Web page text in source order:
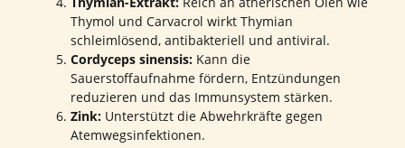
Thymol und Carvacrol wirkt Thymian
schleimlösend, antibakteriell und antiviral.
Cordyceps sinensis: Kann die
Sauerstoffaufnahme fördern, Entzündungen
reduzieren und das Immunsystem stärken.
Zink: Unterstützt die Abwehrkräfte gegen
Atemwegsinfektionen.